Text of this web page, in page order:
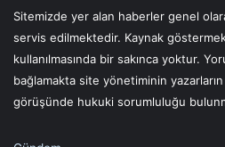
Sitemizde yer alan haberler genel
servis edilmektedir. Kaynak
kullanılmasında bir sakınca yoktur.
bağlamakta site yönetiminin
görüşünde hukuki sorumluluğu